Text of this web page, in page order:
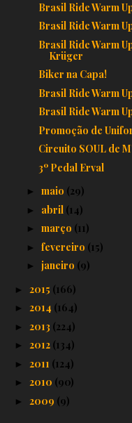
Brasil Ride Warm
Brasil Ride Warm
Brasil Ride Warm
Krüger
Biker na Capa!
Brasil Ride Warm
Brasil Ride Warm
Promoção de
Circuito SOUL de
3º Pedal Erval
► maio (29)
► abril (14)
► março (11)
► fevereiro (15)
► janeiro (9)
► 2015 (166)
► 2014 (164)
► 2013 (224)
► 2012 (134)
► 2011 (124)
► 2010 (90)
► 2009 (9)